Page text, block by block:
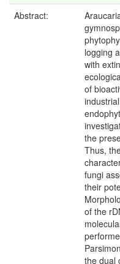
Abstract:
logging
with
of
the
Thus,
fungi
their
of the
the dual